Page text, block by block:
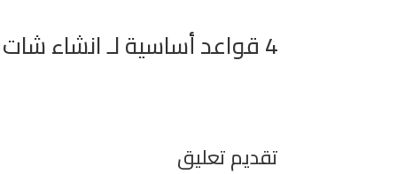
4 قواعد أساسية لـ انشاء شات بوت الذكاء الاصطناعي
تقديم تعليق